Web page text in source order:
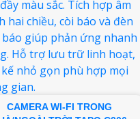
CAMERA WI-FI TRONG